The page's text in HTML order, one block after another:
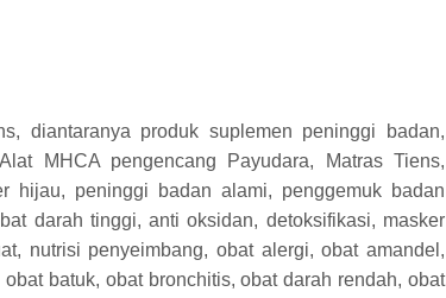
diantaranya produk suplemen peninggi badan,
MHCA pengencang Payudara, Matras Tiens,
hijau, peninggi badan alami, penggemuk badan
darah tinggi, anti oksidan, detoksifikasi, masker
nutrisi penyeimbang, obat alergi, obat amandel,
batuk, obat bronchitis, obat darah rendah, obat